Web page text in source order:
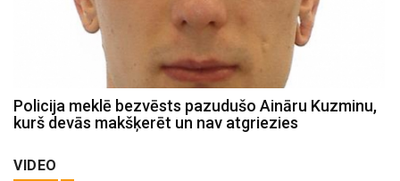
Policija meklē bezvēsts pazudušo Aināru Kuzminu,
kurš devās makšķerēt un nav atgriezies
VIDEO